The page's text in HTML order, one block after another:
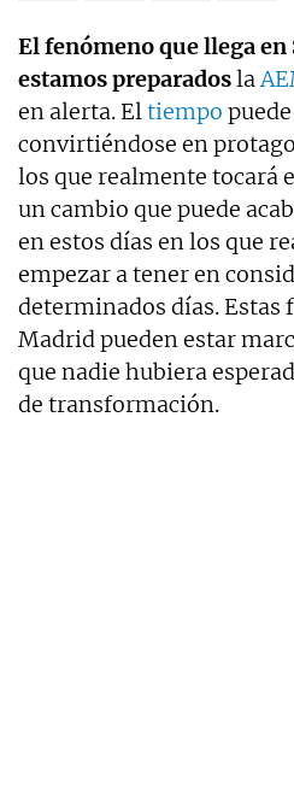
El fenómeno que llega en
estamos preparadosla
en alerta. Eltiempo
convirtiéndose en
los que realmente tocará
un cambio que puede
en estos días en los que
empezar a tener en
determinados días. Estas
Madrid pueden estar
que nadie hubiera
de transformación.